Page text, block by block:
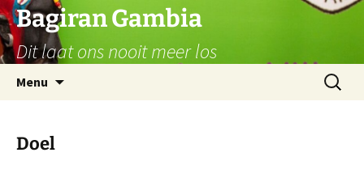
Ga
naar
de
inhoud
Bagiran Gambia
Dit laat ons nooit meer los
Menu
Zoeken
naar:
Doel